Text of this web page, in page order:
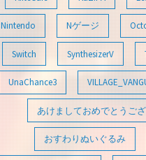
Nintendo Nゲージ
Switch SynthesizerV
UnaChance3
あけましておめでとうご
おすわりぬいぐるみ